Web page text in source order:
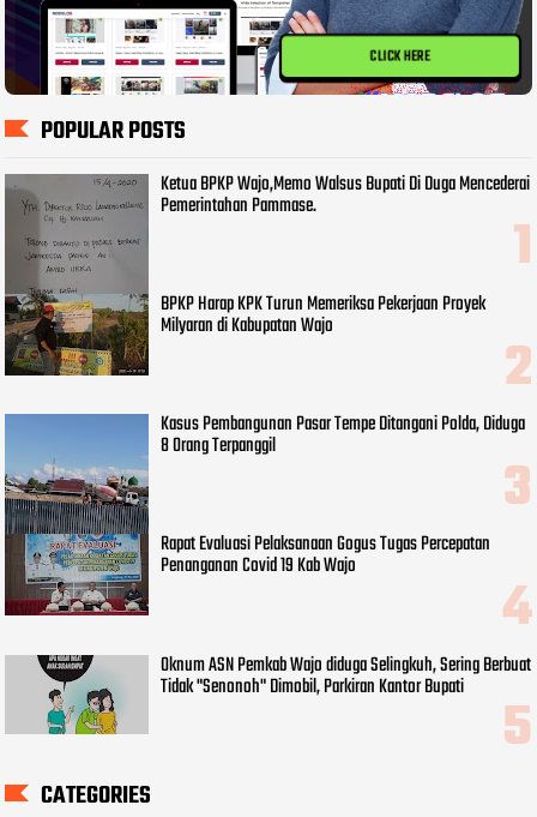
CLICK HERE
POPULAR POSTS
Ketua BPKP Wajo,Memo Walsus Bupati Di Duga Mencederai
Pemerintahan Pammase.
BPKP Harap KPK Turun Memeriksa Pekerjaan Proyek
Milyaran di Kabupatan Wajo
Kasus Pembangunan Pasar Tempe Ditangani Polda, Diduga
8 Orang Terpanggil
Rapat Evaluasi Pelaksanaan Gogus Tugas Percepatan
Penanganan Covid 19 Kab Wajo
Oknum ASN Pemkab Wajo diduga Selingkuh, Sering Berbuat
Tidak "Senonoh" Dimobil, Parkiran Kantor Bupati
CATEGORIES